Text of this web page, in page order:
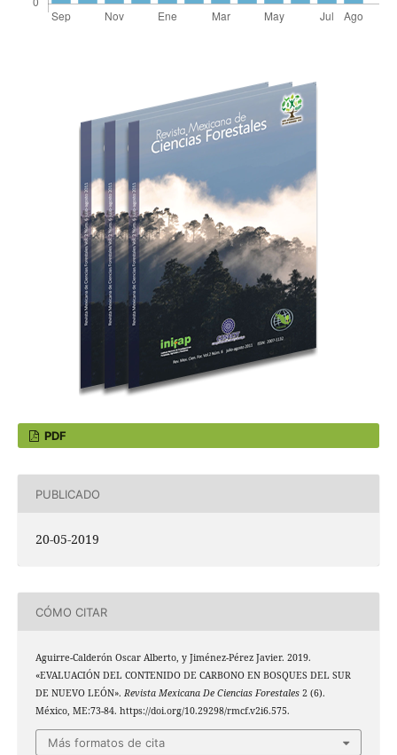
PDF
PUBLICADO
20-05-2019
CÓMO CITAR
Aguirre-Calderón Oscar Alberto, y Jiménez-Pérez Javier. 2019.
«EVALUACIÓN DEL CONTENIDO DE CARBONO EN BOSQUES DEL SUR
DE NUEVO LEÓN». Revista Mexicana De Ciencias Forestales2 (6).
México, ME:73-84. https://doi.org/10.29298/rmcf.v2i6.575.
Más formatos de cita